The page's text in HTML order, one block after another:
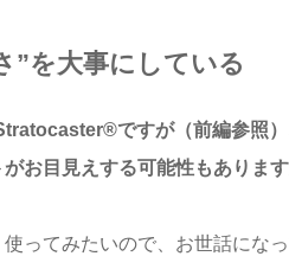
”を大事にしている
ですが（前編参照
お目見えする可能性もありま
ってみたいので、お世話にな